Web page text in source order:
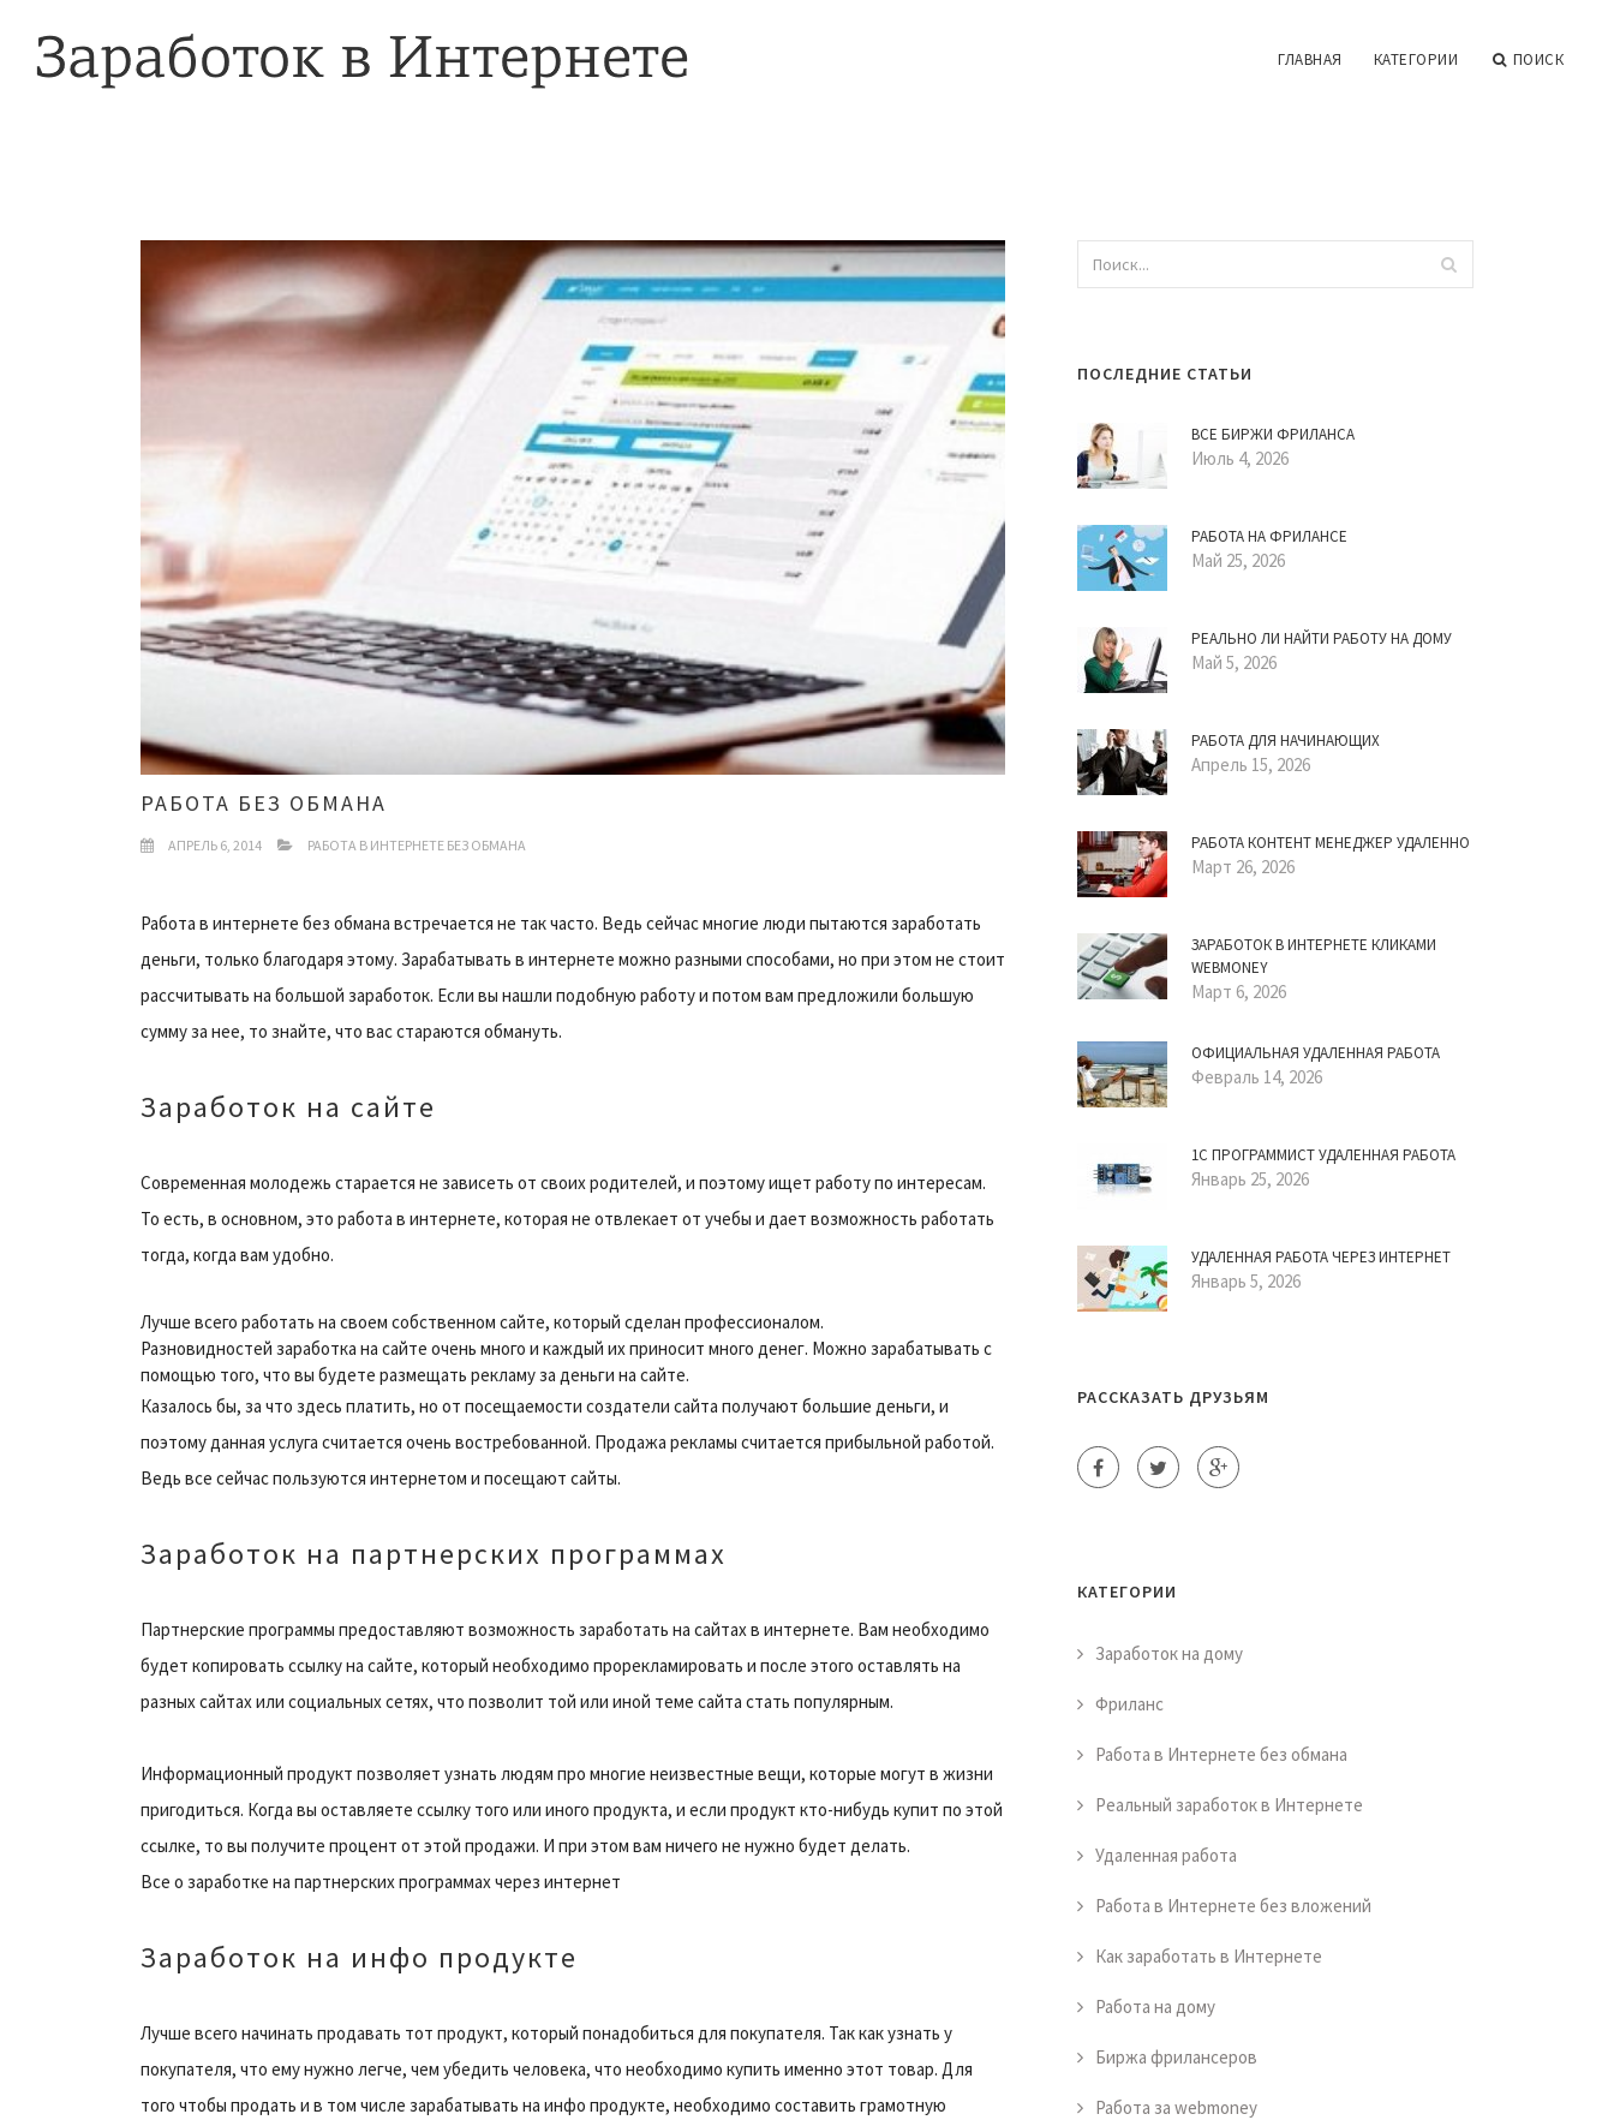
ГЛАВНАЯ КАТЕГОРИИ ПОИСК
РАБОТА БЕЗ ОБМАНА
АПРЕЛЬ 6, 2014 РАБОТА В ИНТЕРНЕТЕ БЕЗ ОБМАНА
Работа в интернете без обмана встречается не так часто. Ведь сейчас многие люди пытаются заработать
деньги, только благодаря этому. Зарабатывать в интернете можно разными способами, но при этом не стоит
рассчитывать на большой заработок. Если вы нашли подобную работу и потом вам предложили большую
сумму за нее, то знайте, что вас стараются обмануть.
Заработок на сайте
Современная молодежь старается не зависеть от своих родителей, и поэтому ищет работу по интересам.
То есть, в основном, это работа в интернете, которая не отвлекает от учебы и дает возможность работать
тогда, когда вам удобно.
Лучше всего работать на своем собственном сайте, который сделан профессионалом.
Разновидностей заработка на сайте очень много и каждый их приносит много денег. Можно зарабатывать с
помощью того, что вы будете размещать рекламу за деньги на сайте.
Казалось бы, за что здесь платить, но от посещаемости создатели сайта получают большие деньги, и
поэтому данная услуга считается очень востребованной. Продажа рекламы считается прибыльной работой.
Ведь все сейчас пользуются интернетом и посещают сайты.
Заработок на партнерских программах
Партнерские программы предоставляют возможность заработать на сайтах в интернете. Вам необходимо
будет копировать ссылку на сайте, который необходимо прорекламировать и после этого оставлять на
разных сайтах или социальных сетях, что позволит той или иной теме сайта стать популярным.
Информационный продукт позволяет узнать людям про многие неизвестные вещи, которые могут в жизни
пригодиться. Когда вы оставляете ссылку того или иного продукта, и если продукт кто-нибудь купит по этой
ссылке, то вы получите процент от этой продажи. И при этом вам ничего не нужно будет делать.
Все о заработке на партнерских программах через интернет
Заработок на инфо продукте
Лучше всего начинать продавать тот продукт, который понадобиться для покупателя. Так как узнать у
покупателя, что ему нужно легче, чем убедить человека, что необходимо купить именно этот товар. Для
того чтобы продать и в том числе зарабатывать на инфо продукте, необходимо составить грамотную
ПОСЛЕДНИЕ СТАТЬИ
ВСЕ БИРЖИ ФРИЛАНСА
Июль 4, 2026
РАБОТА НА ФРИЛАНСЕ
Май 25, 2026
РЕАЛЬНО ЛИ НАЙТИ РАБОТУ НА ДОМУ
Май 5, 2026
РАБОТА ДЛЯ НАЧИНАЮЩИХ
Апрель 15, 2026
РАБОТА КОНТЕНТ МЕНЕДЖЕР УДАЛЕННО
Март 26, 2026
ЗАРАБОТОК В ИНТЕРНЕТЕ КЛИКАМИ
WEBMONEY
Март 6, 2026
ОФИЦИАЛЬНАЯ УДАЛЕННАЯ РАБОТА
Февраль 14, 2026
1С ПРОГРАММИСТ УДАЛЕННАЯ РАБОТА
Январь 25, 2026
УДАЛЕННАЯ РАБОТА ЧЕРЕЗ ИНТЕРНЕТ
Январь 5, 2026
РАССКАЗАТЬ ДРУЗЬЯМ
КАТЕГОРИИ
Заработок на дому
Фриланс
Работа в Интернете без обмана
Реальный заработок в Интернете
Удаленная работа
Работа в Интернете без вложений
Как заработать в Интернете
Работа на дому
Биржа фрилансеров
Работа за webmoney